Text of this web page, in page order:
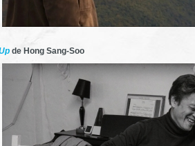
de Hong Sang-Soo